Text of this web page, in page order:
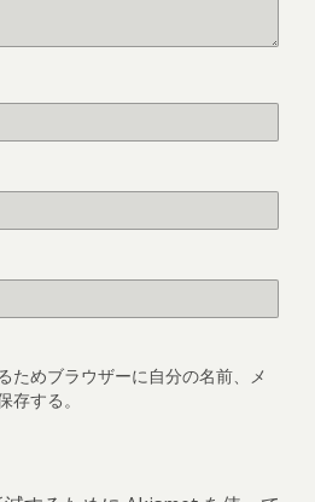
ためブラウザーに自分の名前、メ
存する。